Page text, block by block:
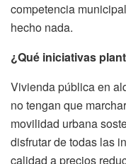
competencia
hecho nada.
¿Qué iniciativas
Vivienda pública en
no tengan que
movilidad urbana
disfrutar de todas las
calidad a precios